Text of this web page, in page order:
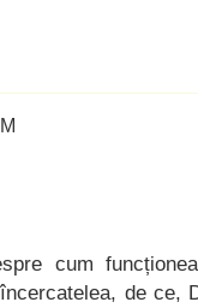
cum
de ce,